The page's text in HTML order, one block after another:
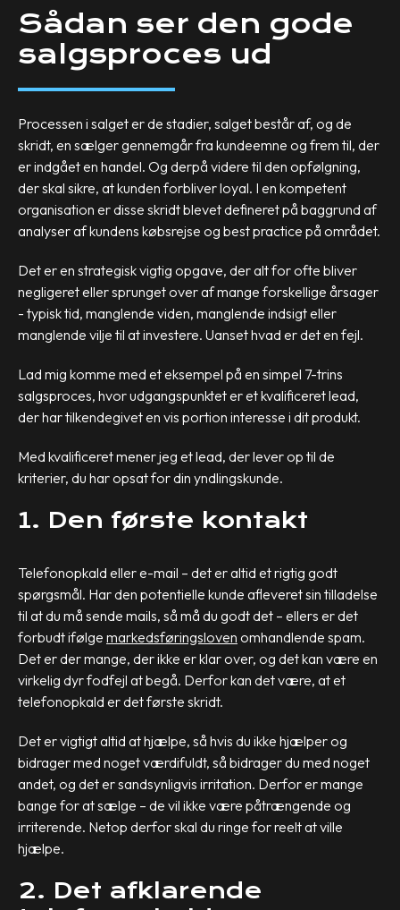
Sådan ser den gode
salgsproces ud
Processen i salget er de stadier, salget består af, og de
skridt, en sælger gennemgår fra kundeemne og frem til, der
er indgået en handel. Og derpå videre til den opfølgning,
der skal sikre, at kunden forbliver loyal. I en kompetent
organisation er disse skridt blevet defineret på baggrund af
analyser af kundens købsrejse og best practice på området.
Det er en strategisk vigtig opgave, der alt for ofte bliver
negligeret eller sprunget over af mange forskellige årsager
- typisk tid, manglende viden, manglende indsigt eller
manglende vilje til at investere. Uanset hvad er det en fejl.
Lad mig komme med et eksempel på en simpel 7-trins
salgsproces, hvor udgangspunktet er et kvalificeret lead,
der har tilkendegivet en vis portion interesse i dit produkt.
Med kvalificeret mener jeg et lead, der lever op til de
kriterier, du har opsat for din yndlingskunde.
1. Den første kontakt
Telefonopkald eller e-mail – det er altid et rigtig godt
spørgsmål. Har den potentielle kunde afleveret sin tilladelse
til at du må sende mails, så må du godt det – ellers er det
forbudt ifølge markedsføringsloven omhandlende spam.
Det er der mange, der ikke er klar over, og det kan være en
virkelig dyr fodfejl at begå. Derfor kan det være, at et
telefonopkald er det første skridt.
Det er vigtigt altid at hjælpe, så hvis du ikke hjælper og
bidrager med noget værdifuldt, så bidrager du med noget
andet, og det er sandsynligvis irritation. Derfor er mange
bange for at sælge – de vil ikke være påtrængende og
irriterende. Netop derfor skal du ringe for reelt at ville
hjælpe.
2. Det afklarende